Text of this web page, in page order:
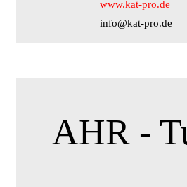
www.kat-pro.de
info@kat-pro.de
AHR -